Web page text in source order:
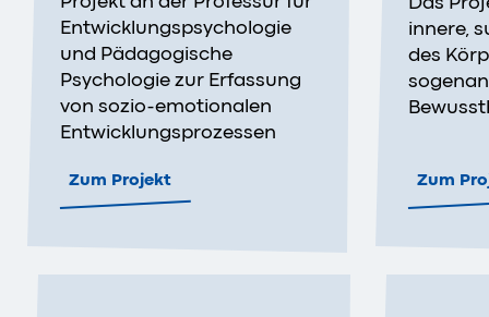
Entwicklungspsychologie
und Pädagogische
Psychologie zur Erfassung
von sozio-emotionalen
Entwicklungsprozessen
Zum Projekt
innere,
des
Zum